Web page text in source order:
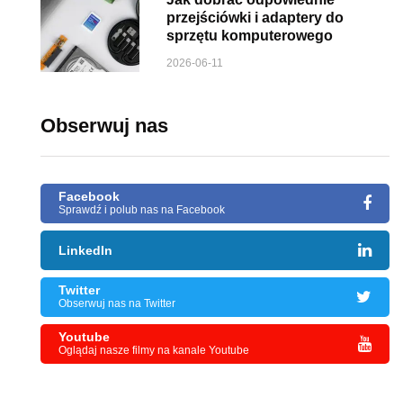
przejściówki i adaptery do
sprzętu komputerowego
2026-06-11
Obserwuj nas
Facebook
Sprawdź i polub nas na Facebook
LinkedIn
Twitter
Obserwuj nas na Twitter
Youtube
Oglądaj nasze filmy na kanale Youtube